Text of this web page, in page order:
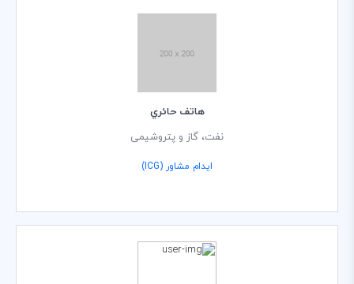
هاتف حائري
نفت، گاز و پتروشیمی
ایدام مشاور (ICG)